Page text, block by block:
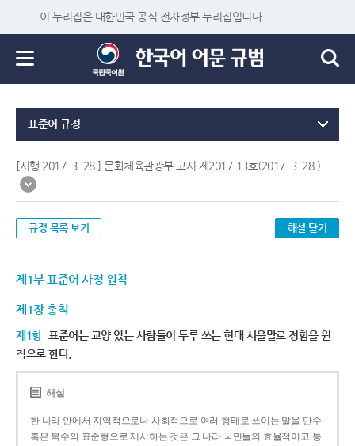
이 누리집은 대한민국 공식 전자정부 누리집입니다.
표준어 규정
[시행 2017. 3. 28.] 문화체육관광부 고시 제2017-13호(2017. 3. 28.)
규정 목록 보기 해설 닫기
제1부 표준어 사정 원칙
제1장 총칙
제1항 표준어는 교양 있는 사람들이 두루 쓰는 현대 서울말로 정함을 원
칙으로 한다.
해설
한 나라 안에서 지역적으로나 사회적으로 여러 형태로 쓰이는 말을 단수
혹은 복수의 표준형으로 제시하는 것은 그 나라 국민들의 효율적이고 통